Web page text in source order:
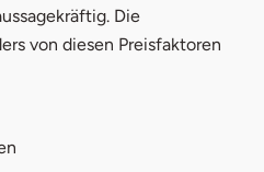
Die
von diesen Preisfaktoren